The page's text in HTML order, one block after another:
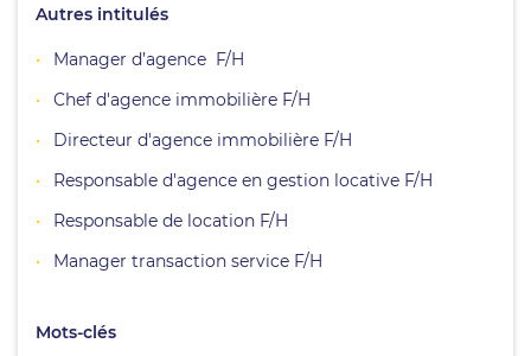
Autres intitulés
Manager d’agence F/H
Chef d'agence immobilière F/H
Directeur d'agence immobilière F/H
Responsable d'agence en gestion locative F/H
Responsable de location F/H
Manager transaction service F/H
Mots-clés